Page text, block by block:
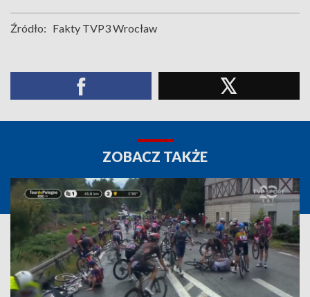
Źródło: Fakty TVP3 Wrocław
ZOBACZ TAKŻE